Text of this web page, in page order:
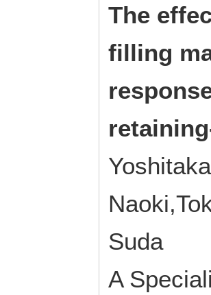
The
filling
Suda
A